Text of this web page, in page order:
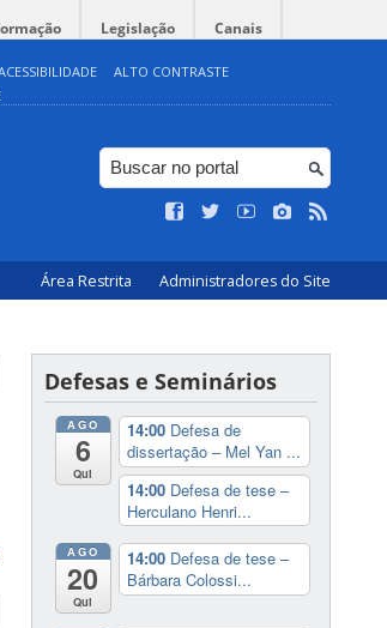
Legislação Canais
ALTO CONTRASTE
Área Restrita Administradores do Site
Defesas e Seminários
AGO
6
Qui
14:00 Defesa de
dissertação – Mel Yan ...
14:00 Defesa de tese –
Herculano Henri...
AGO
20
Qui
14:00 Defesa de tese –
Bárbara Colossi...